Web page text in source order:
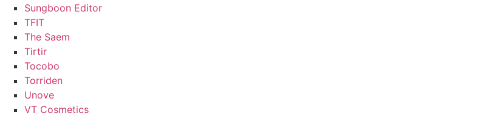
Sungboon Editor
TFIT
The Saem
Tirtir
Tocobo
Torriden
Unove
VT Cosmetics